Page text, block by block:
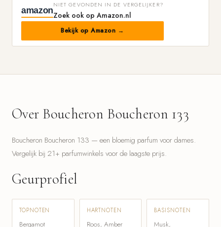
amazon
NIET GEVONDEN IN DE VERGELIJKER?
Zoek ook op Amazon.nl
Bekijk op Amazon →
Over Boucheron Boucheron 133
Boucheron Boucheron 133 — een bloemig parfum voor dames.
Vergelijk bij 21+ parfumwinkels voor de laagste prijs.
Geurprofiel
TOPNOTEN
Bergamot
HARTNOTEN
Roos, Amber
BASISNOTEN
Musk,